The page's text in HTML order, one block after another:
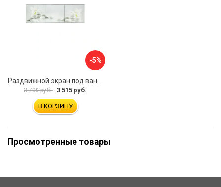
-5%
3 700 руб. 3 515 руб.
В КОРЗИНУ
Просмотренные товары